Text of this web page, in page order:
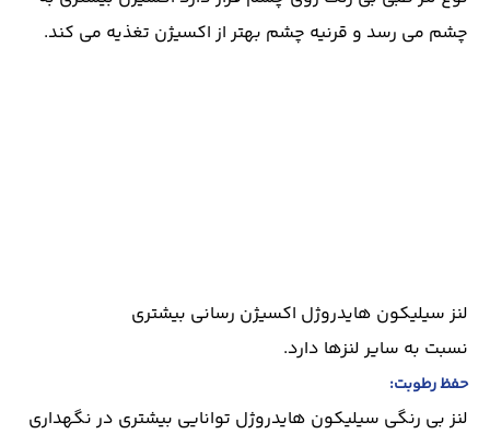
چشم می رسد و قرنیه چشم بهتر از اکسیژن تغذیه می کند.
لنز سیلیکون هایدروژل اکسیژن رسانی بیشتری
نسبت به سایر لنزها دارد.
حفظ رطوبت:
لنز بی رنگی سیلیکون هایدروژل توانایی بیشتری در نگهداری